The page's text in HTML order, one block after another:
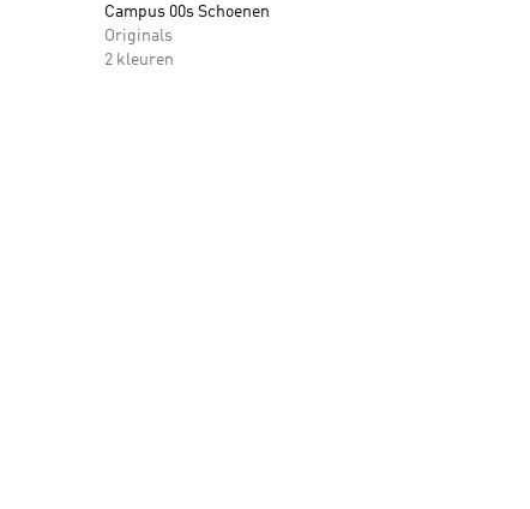
Campus 00s Schoenen
Originals
2 kleuren